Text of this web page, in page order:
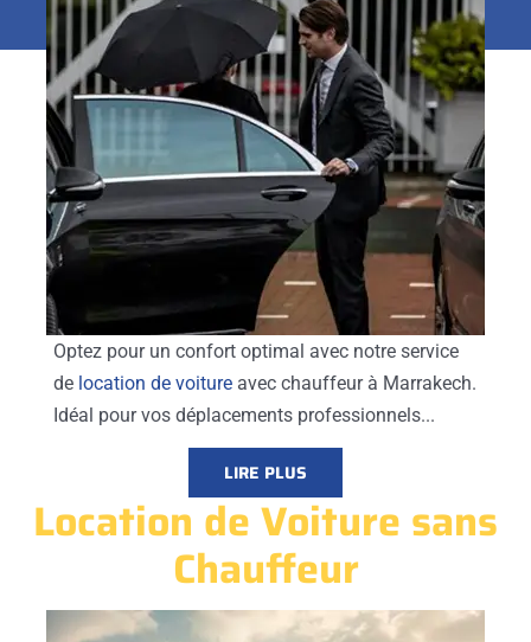
Optez pour un confort optimal avec notre service
de location de voiture avec chauffeur à Marrakech.
Idéal pour vos déplacements professionnels...
LIRE PLUS
Location de Voiture sans
Chauffeur